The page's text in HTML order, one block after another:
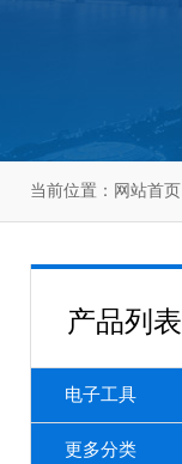
当前位置： 网站首页
产品列表
电子工具
更多分类